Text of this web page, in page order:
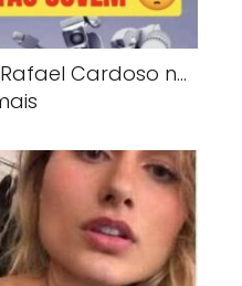
Cardoso n…